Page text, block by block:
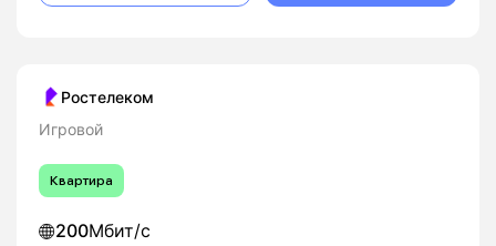
Ростелеком
Игровой
Квартира
200Мбит/с